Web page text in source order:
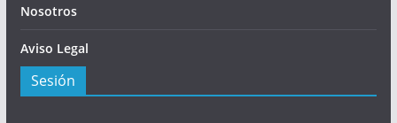
Nosotros
Aviso Legal
Sesión